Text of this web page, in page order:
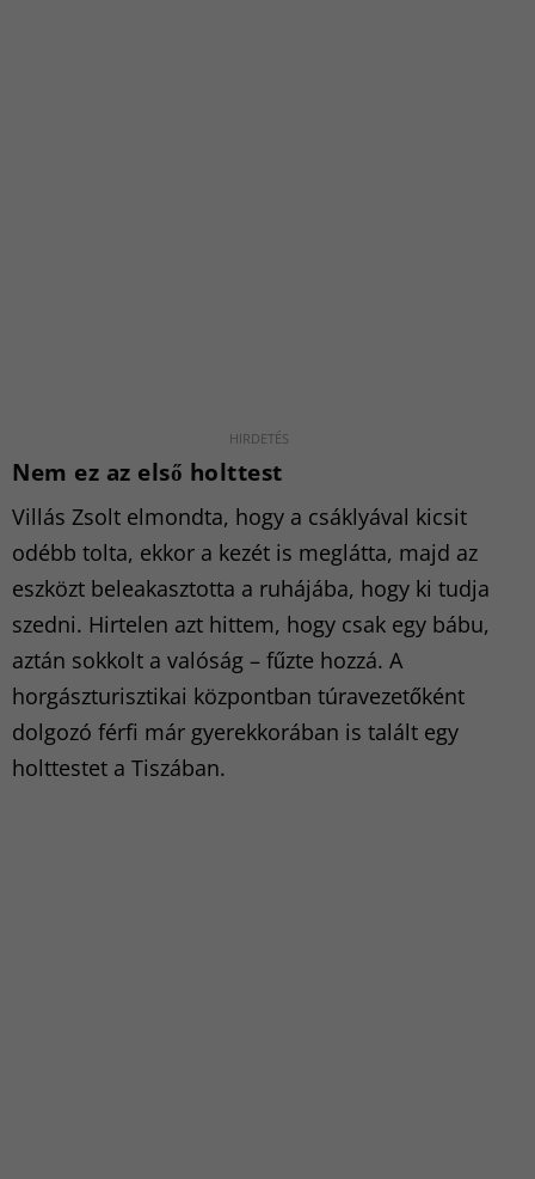
Nem ez az első holttest
Villás Zsolt elmondta, hogy a csáklyával kicsit
odébb tolta, ekkor a kezét is meglátta, majd az
eszközt beleakasztotta a ruhájába, hogy ki tudja
szedni. Hirtelen azt hittem, hogy csak egy bábu,
aztán sokkolt a valóság – fűzte hozzá. A
horgászturisztikai központban túravezetőként
dolgozó férfi már gyerekkorában is talált egy
holttestet a Tiszában.